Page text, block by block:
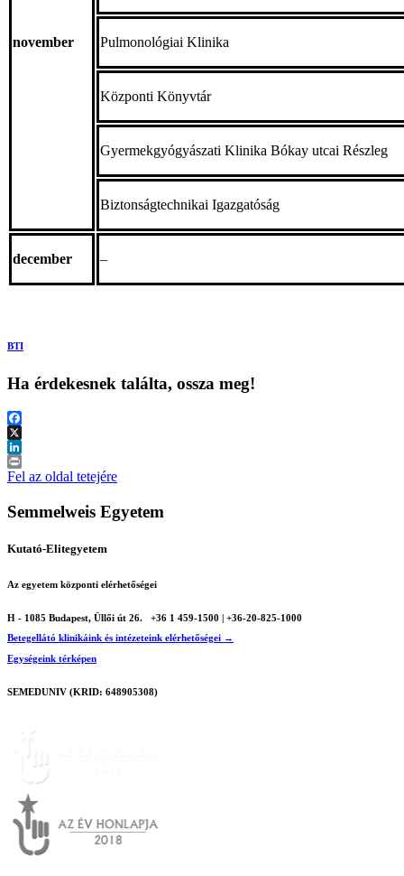
november Pulmonológiai Klinika
Központi Könyvtár
Gyermekgyógyászati Klinika Bókay utcai Részleg
Biztonságtechnikai Igazgatóság
december –
BTI
Ha érdekesnek találta, ossza meg!
Facebook
X
LinkedIn
Print
Fel az oldal tetejére
Semmelweis Egyetem
Kutató-Elitegyetem
Az egyetem központi elérhetőségei
H - 1085 Budapest, Üllői út 26.
+36 1 459-1500 | +36-20-825-1000
Betegellátó klinikáink és intézeteink elérhetőségei →
Egységeink térképen
SEMEDUNIV (KRID: 648905308)